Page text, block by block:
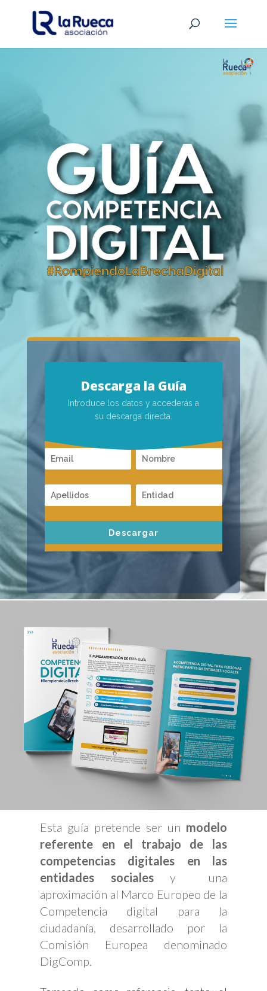
Descarga la Guía
Introduce los datos y accederás a
su descarga directa.
Descargar
Esta guía pretende ser un modelo
referente en el trabajo de las
competencias digitales en las
entidades sociales y una
aproximación al Marco Europeo de la
Competencia digital para la
ciudadanía, desarrollado por la
Comisión Europea denominado
DigComp.